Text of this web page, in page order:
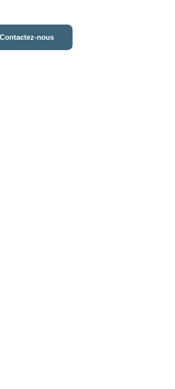
Contactez-nous